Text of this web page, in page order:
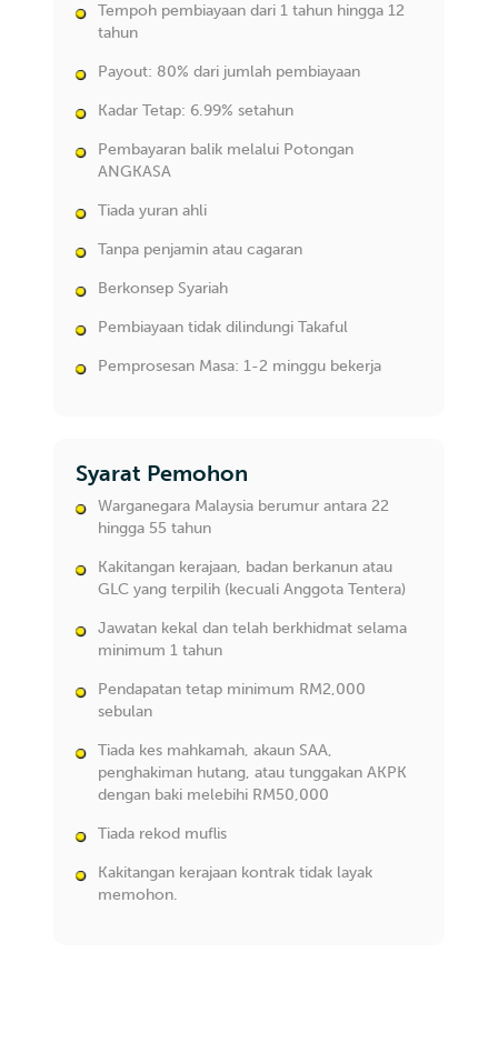
Tempoh pembiayaan dari 1 tahun hingga 12
tahun
Payout: 80% dari jumlah pembiayaan
Kadar Tetap: 6.99% setahun
Pembayaran balik melalui Potongan
ANGKASA
Tiada yuran ahli
Tanpa penjamin atau cagaran
Berkonsep Syariah
Pembiayaan tidak dilindungi Takaful
Pemprosesan Masa: 1-2 minggu bekerja
Syarat Pemohon
Warganegara Malaysia berumur antara 22
hingga 55 tahun
Kakitangan kerajaan, badan berkanun atau
GLC yang terpilih (kecuali Anggota Tentera)
Jawatan kekal dan telah berkhidmat selama
minimum 1 tahun
Pendapatan tetap minimum RM2,000
sebulan
Tiada kes mahkamah, akaun SAA,
penghakiman hutang, atau tunggakan AKPK
dengan baki melebihi RM50,000
Tiada rekod muflis
Kakitangan kerajaan kontrak tidak layak
memohon.